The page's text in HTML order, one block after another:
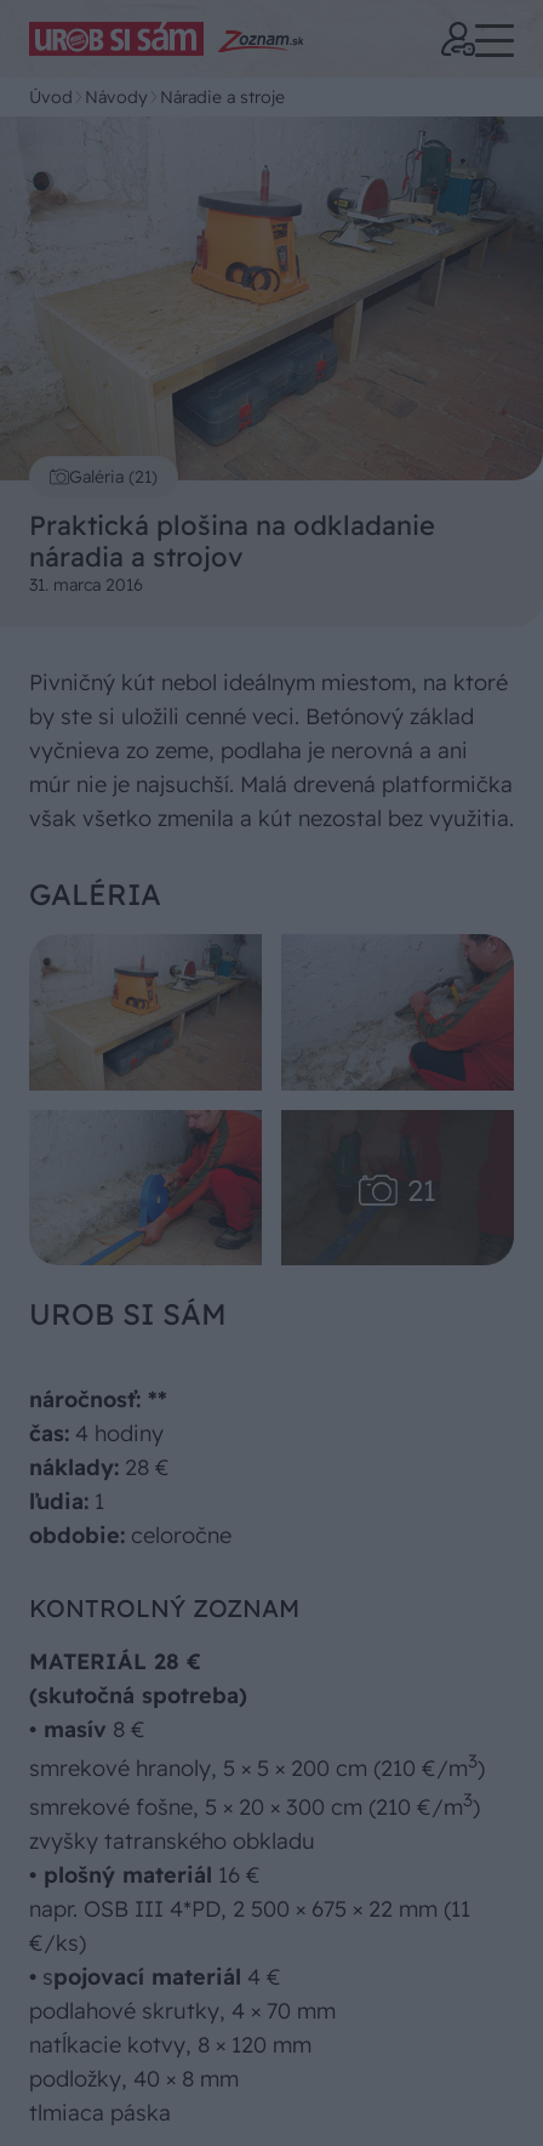
Úvod Návody Náradie a stroje
Galéria (21)
Praktická plošina na odkladanie
náradia a strojov
31. marca 2016
Pivničný kút nebol ideálnym miestom, na ktoré
by ste si uložili cenné veci. Betónový základ
vyčnieva zo zeme, podlaha je nerovná a ani
múr nie je najsuchší. Malá drevená platformička
však všetko zmenila a kút nezostal bez využitia.
GALÉRIA
UROB SI SÁM
náročnosť: **
čas: 4 hodiny
náklady: 28 €
ľudia: 1
obdobie: celoročne
KONTROLNÝ ZOZNAM
MATERIÁL 28 €
(skutočná spotreba)
• masív 8 €
smrekové hranoly, 5 × 5 × 200 cm (210 €/m3)
smrekové fošne, 5 × 20 × 300 cm (210 €/m3)
zvyšky tatranského obkladu
• plošný materiál 16 €
napr. OSB III 4*PD, 2 500 × 675 × 22 mm (11
€/ks)
• spojovací materiál 4 €
podlahové skrutky, 4 × 70 mm
natĺkacie kotvy, 8 × 120 mm
podložky, 40 × 8 mm
tlmiaca páska